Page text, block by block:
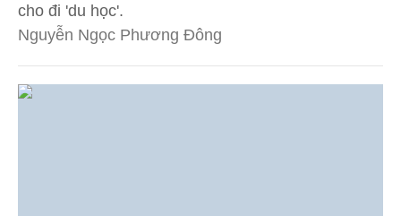
cho đi 'du học'.
Nguyễn Ngọc Phương Đông